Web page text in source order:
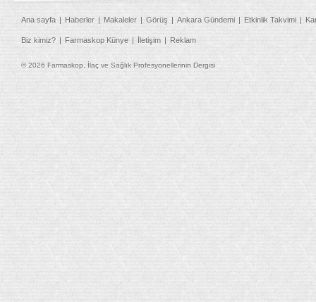
Ana sayfa Haberler Makaleler Görüş Ankara Gündemi Etkinlik Takvimi
Biz kimiz? Farmaskop Künye İletişim Reklam
© 2026 Farmaskop, İlaç ve Sağlık Profesyonellerinin Dergisi